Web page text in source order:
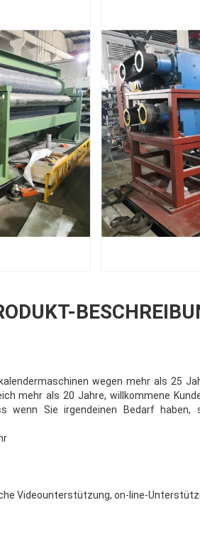
wegen mehr als 25
mehr als 20 Jahre, willkommene
wenn Sie irgendeinen Bedarf
Videounterstützung, on-line-